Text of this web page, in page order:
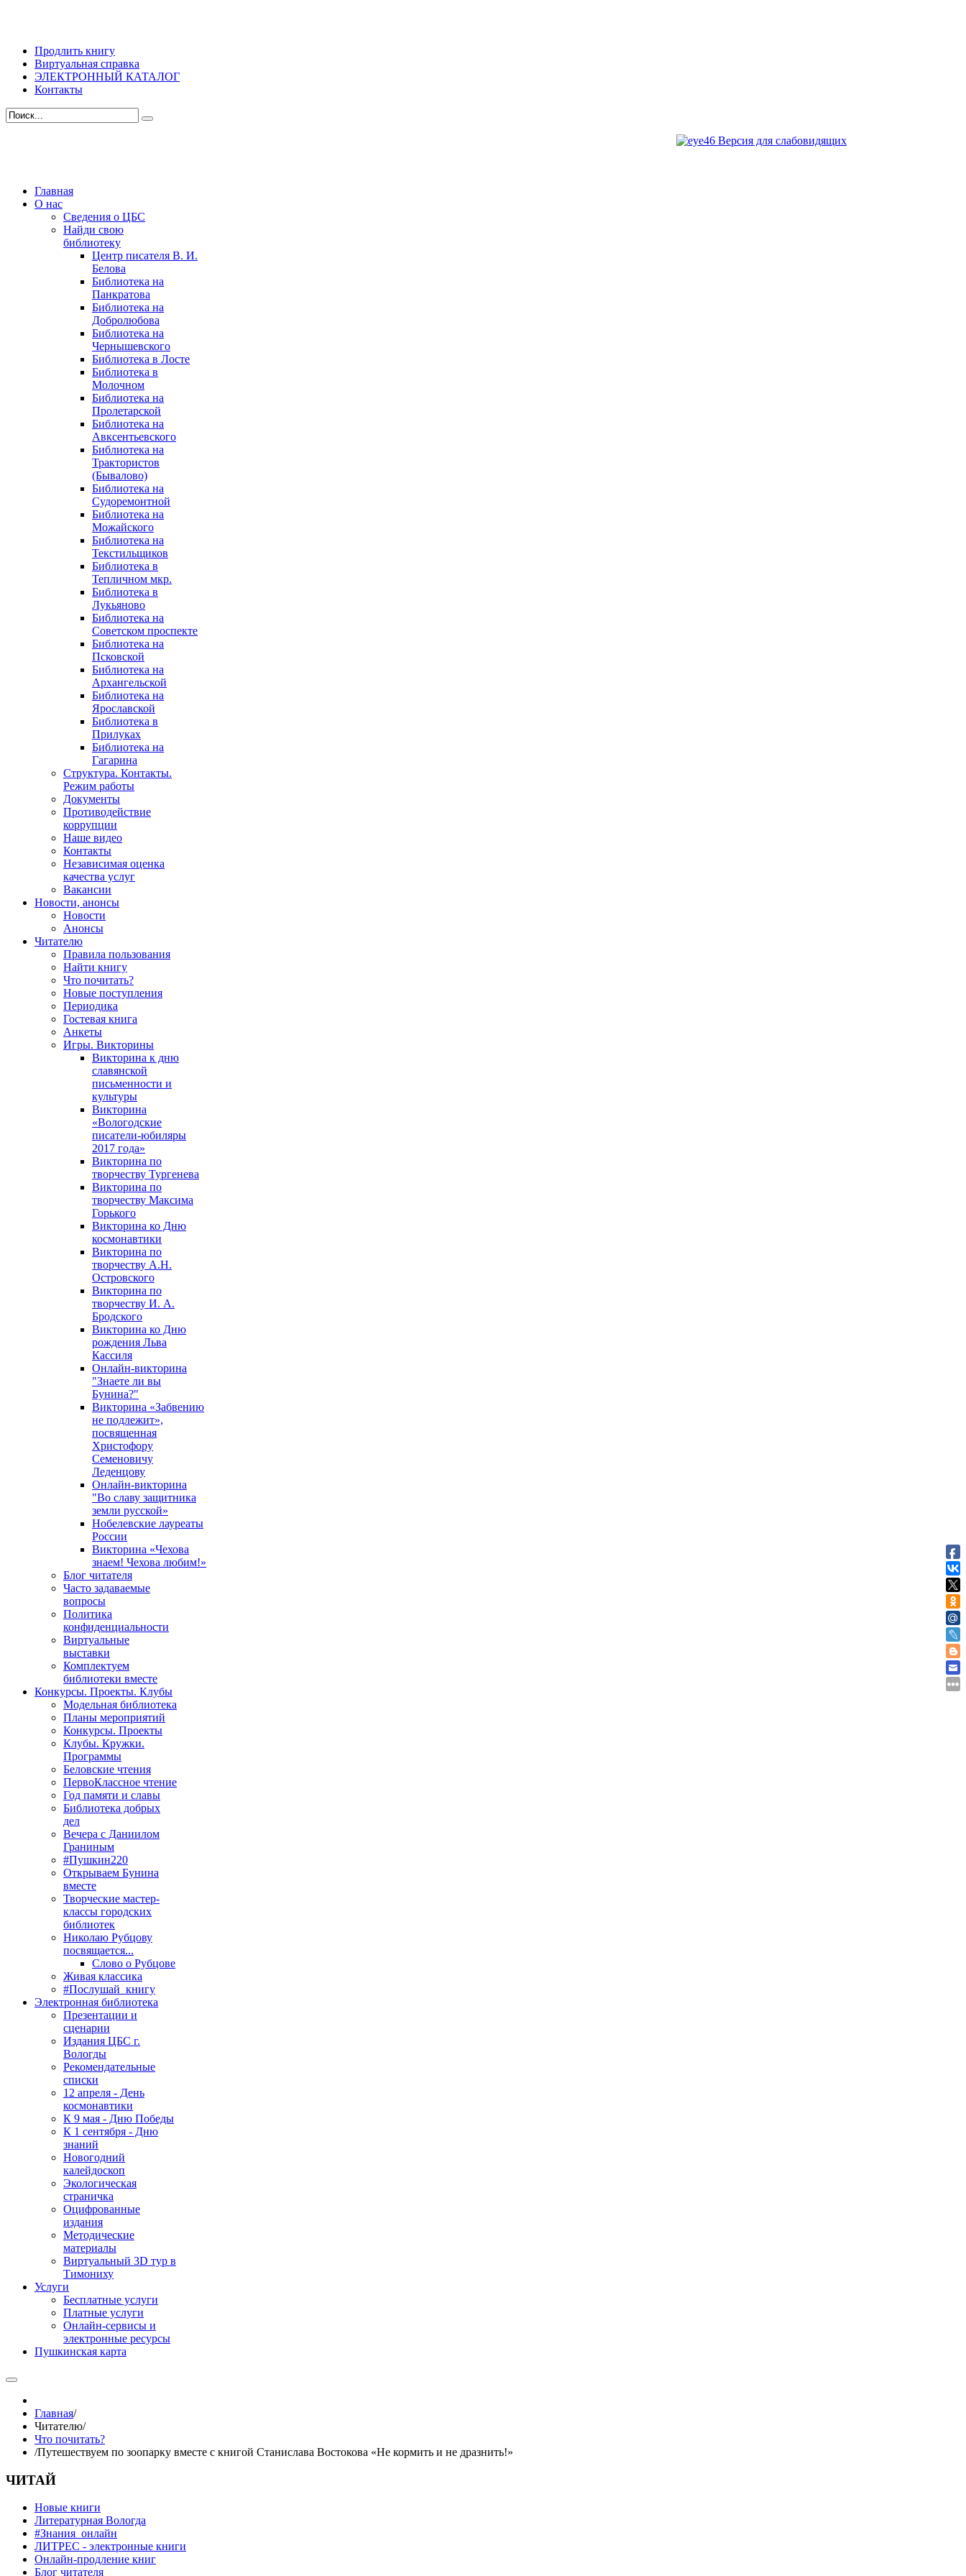
Продлить книгу
Виртуальная справка
ЭЛЕКТРОННЫЙ КАТАЛОГ
Контакты
Версия для слабовидящих
Главная
О нас
Сведения о ЦБС
Найди свою
библиотеку
Центр писателя В. И.
Белова
Библиотека на
Панкратова
Библиотека на
Добролюбова
Библиотека на
Чернышевского
Библиотека в Лосте
Библиотека в
Молочном
Библиотека на
Пролетарской
Библиотека на
Авксентьевского
Библиотека на
Трактористов
(Бывалово)
Библиотека на
Судоремонтной
Библиотека на
Можайского
Библиотека на
Текстильщиков
Библиотека в
Тепличном мкр.
Библиотека в
Лукьяново
Библиотека на
Советском проспекте
Библиотека на
Псковской
Библиотека на
Архангельской
Библиотека на
Ярославской
Библиотека в
Прилуках
Библиотека на
Гагарина
Структура. Контакты.
Режим работы
Документы
Противодействие
коррупции
Наше видео
Контакты
Независимая оценка
качества услуг
Вакансии
Новости, анонсы
Новости
Анонсы
Читателю
Правила пользования
Найти книгу
Что почитать?
Новые поступления
Периодика
Гостевая книга
Анкеты
Игры. Викторины
Викторина к дню
славянской
письменности и
культуры
Викторина
«Вологодские
писатели-юбиляры
2017 года»
Викторина по
творчеству Тургенева
Викторина по
творчеству Максима
Горького
Викторина ко Дню
космонавтики
Викторина по
творчеству А.Н.
Островского
Викторина по
творчеству И. А.
Бродского
Викторина ко Дню
рождения Льва
Кассиля
Онлайн-викторина
"Знаете ли вы
Бунина?"
Викторина «Забвению
не подлежит»,
посвященная
Христофору
Семеновичу
Леденцову
Онлайн-викторина
"Во славу защитника
земли русской»
Нобелевские лауреаты
России
Викторина «Чехова
знаем! Чехова любим!»
Блог читателя
Часто задаваемые
вопросы
Политика
конфиденциальности
Виртуальные
выставки
Комплектуем
библиотеки вместе
Конкурсы. Проекты. Клубы
Модельная библиотека
Планы мероприятий
Конкурсы. Проекты
Клубы. Кружки.
Программы
Беловские чтения
ПервоКлассное чтение
Год памяти и славы
Библиотека добрых
дел
Вечера с Даниилом
Граниным
#Пушкин220
Открываем Бунина
вместе
Творческие мастер-
классы городских
библиотек
Николаю Рубцову
посвящается...
Слово о Рубцове
Живая классика
#Послушай_книгу
Электронная библиотека
Презентации и
сценарии
Издания ЦБС г.
Вологды
Рекомендательные
списки
12 апреля - День
космонавтики
К 9 мая - Дню Победы
К 1 сентября - Дню
знаний
Новогодний
калейдоскоп
Экологическая
страничка
Оцифрованные
издания
Методические
материалы
Виртуальный 3D тур в
Тимониху
Услуги
Бесплатные услуги
Платные услуги
Онлайн-сервисы и
электронные ресурсы
Пушкинская карта
Главная/
Читателю/
Что почитать?
/Путешествуем по зоопарку вместе с книгой Станислава Востокова «Не кормить и не дразнить!»
ЧИТАЙ
Новые книги
Литературная Вологда
#Знания_онлайн
ЛИТРЕС - электронные книги
Онлайн-продление книг
Блог читателя